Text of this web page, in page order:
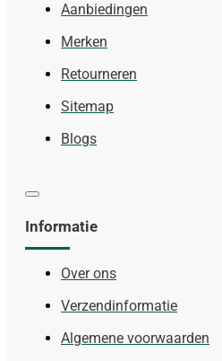
Aanbiedingen
Merken
Retourneren
Sitemap
Blogs
Informatie
Over ons
Verzendinformatie
Algemene voorwaarden